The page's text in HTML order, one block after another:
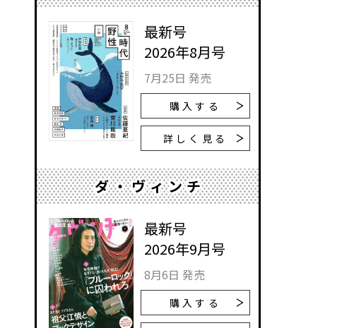
最新号
2026年8月号
7月25日 発売
購入する
詳しく見る
ダ・ヴィンチ
最新号
2026年9月号
8月6日 発売
購入する